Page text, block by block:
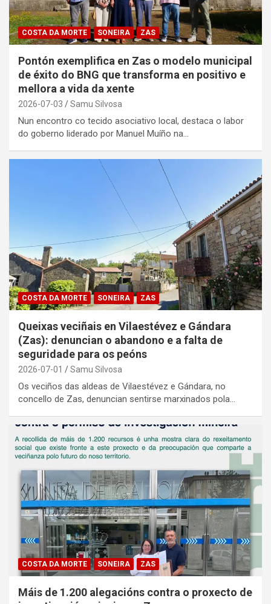
COSTA DA MORTE SONEIRA ZAS
Pontón exemplifica en Zas o modelo municipal
de éxito do BNG que transforma en positivo e
mellora a vida da xente
2026-07-03 Samu Silvosa
Nun encontro co tecido asociativo local, destaca o labor
do goberno liderado por Manuel Muíño na…
COSTA DA MORTE SONEIRA ZAS
Queixas veciñais en Vilaestévez e Gándara
(Zas): denuncian o abandono e a falta de
seguridade para os peóns
2026-07-01 Samu Silvosa
Os veciños das aldeas de Vilaestévez e Gándara, no
concello de Zas, denuncian sentirse marxinados pola…
COSTA DA MORTE SONEIRA ZAS
Máis de 1.200 alegacións contra o proxecto de